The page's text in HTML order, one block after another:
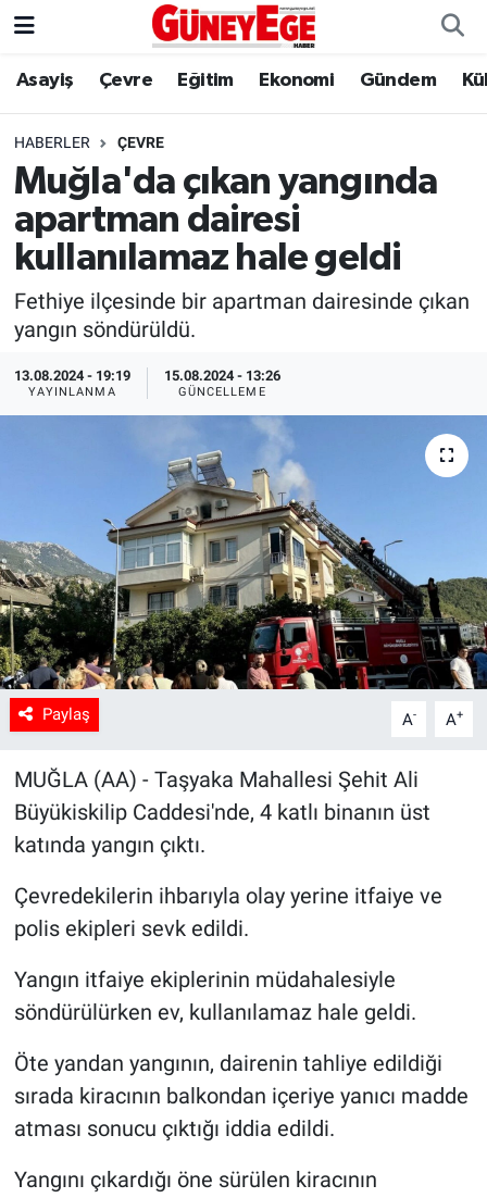
Asayiş Çevre Eğitim Ekonomi Gündem
HABERLER ÇEVRE
Muğla'da çıkan yangında
apartman dairesi
kullanılamaz hale geldi
Fethiye ilçesinde bir apartman dairesinde çıkan
yangın söndürüldü.
13.08.2024 - 19:19
YAYINLANMA
15.08.2024 - 13:26
GÜNCELLEME
Paylaş A- A+
MUĞLA (AA) - Taşyaka Mahallesi Şehit Ali
Büyükiskilip Caddesi'nde, 4 katlı binanın üst
katında yangın çıktı.
Çevredekilerin ihbarıyla olay yerine itfaiye ve
polis ekipleri sevk edildi.
Yangın itfaiye ekiplerinin müdahalesiyle
söndürülürken ev, kullanılamaz hale geldi.
Öte yandan yangının, dairenin tahliye edildiği
sırada kiracının balkondan içeriye yanıcı madde
atması sonucu çıktığı iddia edildi.
Yangını çıkardığı öne sürülen kiracının
Asayiş
Çevre
Eğitim
Ekonomi
Gündem
Magazin
Sağlık
Spor
Yaşam
Tarım
İstanbul Hava Durumu
İstanbul Trafik Yoğunluk Haritası
Süper Lig Puan Durumu ve Fikstür
Tüm Manşetler
Son Dakika Haberleri